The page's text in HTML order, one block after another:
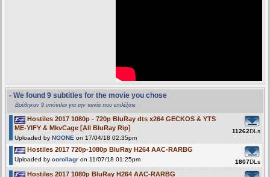
- We found 9 subtitles for the movie you chose
Βρέθηκαν 9 υπότιτλοι για την ταινία που επιλέξατε
Hostiles 2017 1080p - 720p BluRay dts x264 GECKOS & YTS
ME-YIFY & MkvCage [All BluRay Rip]
Uploaded by NOONE on 17/04/18 02:35pm
11262DLs
Hostiles 2017 720p-1080p BluRay H264 AAC-RARBG
Uploaded by corollagr on 11/07/18 01:25pm 1807DLs
Hostiles 2017 1080p BluRay H264 AAC-RARBG